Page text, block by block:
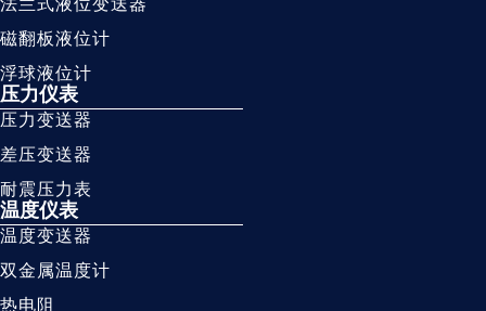
法兰式液位变送器
磁翻板液位计
浮球液位计
压力仪表
压力变送器
差压变送器
耐震压力表
温度仪表
温度变送器
双金属温度计
热电阻